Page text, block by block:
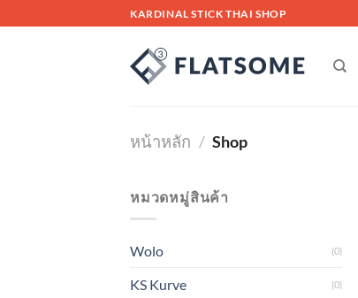
to
KARDINAL STICK THAI SHOP
หน้าหลัก / Shop
หมวดหมู่สินค้า
Wolo (0)
KS Kurve (0)